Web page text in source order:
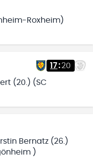
Roxheim)
17:20
(20.) (SC
Bernatz (26.)
)